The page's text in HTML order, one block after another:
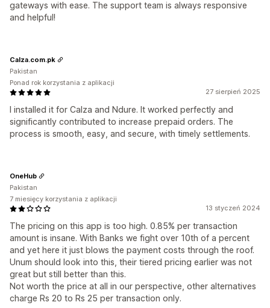
gateways with ease. The support team is always responsive
and helpful!
27 sierpień 2025
I installed it for Calza and Ndure. It worked perfectly and
significantly contributed to increase prepaid orders. The
process is smooth, easy, and secure, with timely settlements.
Calza.com.pk
Pakistan
Ponad rok korzystania z aplikacji
13 styczeń 2024
The pricing on this app is too high. 0.85% per transaction
amount is insane. With Banks we fight over 10th of a percent
and yet here it just blows the payment costs through the roof.
Unum should look into this, their tiered pricing earlier was not
great but still better than this.
Not worth the price at all in our perspective, other alternatives
charge Rs 20 to Rs 25 per transaction only.
OneHub
Pakistan
7 miesięcy korzystania z aplikacji